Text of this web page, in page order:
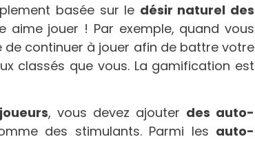
basée sur le désir naturel des
aime jouer ! Par exemple, quand vous
de continuer à jouer afin de battre votre
classés que vous. La gamification est
, vous devez ajouter des auto-
des stimulants. Parmi les auto-